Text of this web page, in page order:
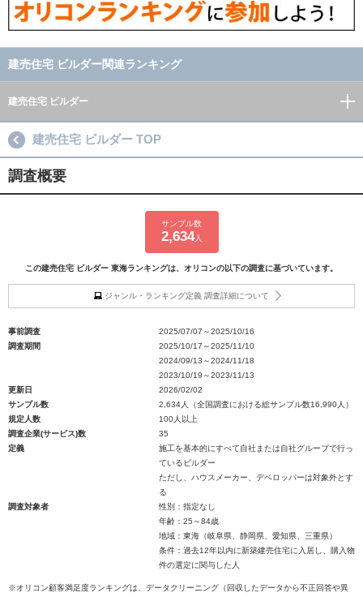
建売住宅 ビルダー関連ランキング
建売住宅 ビルダー
建売住宅 ビルダー TOP
調査概要
サンプル数
2,634人
この建売住宅 ビルダー 東海ランキングは、オリコンの以下の調査に基づいています。
ジャンル・ランキング定義 調査詳細について
事前調査
2025/07/07～2025/10/16
調査期間
2025/10/17～2025/11/10
2024/09/13～2024/11/18
2023/10/19～2023/11/13
更新日
2026/02/02
サンプル数
2,634人（全国調査における総サンプル数16,990人）
規定人数
100人以上
調査企業(サービス)数
35
定義
施工を基本的にすべて自社または自社グループで行っ
ているビルダー
ただし、ハウスメーカー、デベロッパーは対象外とす
る
調査対象者
性別：指定なし
年齢：25～84歳
地域：東海（岐阜県、静岡県、愛知県、三重県）
条件：過去12年以内に新築建売住宅に入居し、購入物
件の選定に関与した人
※オリコン顧客満足度ランキングは、データクリーニング（回収したデータから不正回答や異